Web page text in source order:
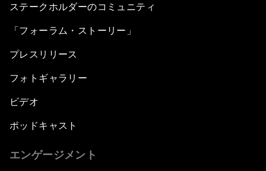
ステークホルダーのコミュニティ
「フォーラム・ストーリー」
プレスリリース
フォトギャラリー
ビデオ
ポッドキャスト
エンゲージメント